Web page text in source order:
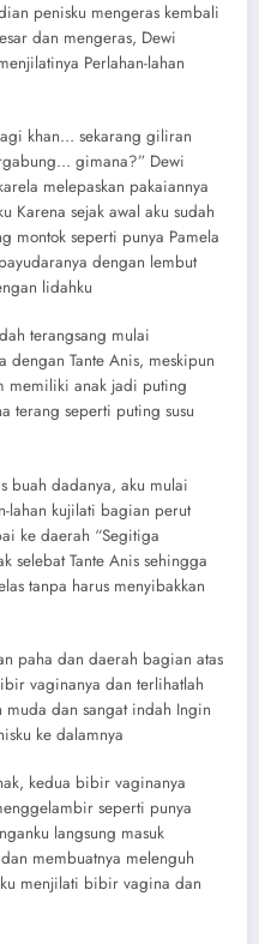
penisku mengeras kembali
dan mengeras, Dewi
Perlahan-lahan
khan… sekarang giliran
gimana?” Dewi
melepaskan pakaiannya
Karena sejak awal aku sudah
montok seperti punya Pamela
dengan lembut
lidahku
terangsang mulai
dengan Tante Anis, meskipun
memiliki anak jadi puting
terang seperti puting susu
buah dadanya, aku mulai
lahan kujilati bagian perut
ke daerah “Segitiga
selebat Tante Anis sehingga
tanpa harus menyibakkan
paha dan daerah bagian atas
vaginanya dan terlihatlah
dan sangat indah Ingin
ke dalamnya
kedua bibir vaginanya
seperti punya
langsung masuk
membuatnya melenguh
menjilati bibir vagina dan